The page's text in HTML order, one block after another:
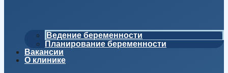
Ведение беременности
Планирование беременности
Вакансии
О клинике